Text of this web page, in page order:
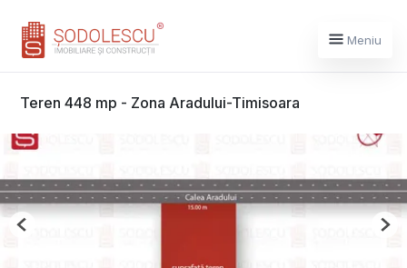
Meniu
Teren 448 mp - Zona Aradului-Timisoara
Previous